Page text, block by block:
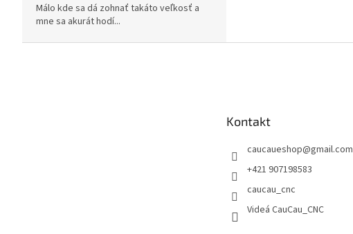
Málo kde sa dá zohnať takáto veľkosť a
mne sa akurát hodí...
Kontakt
caucaueshop@gmail.com
+421 907198583
caucau_cnc
Videá CauCau_CNC